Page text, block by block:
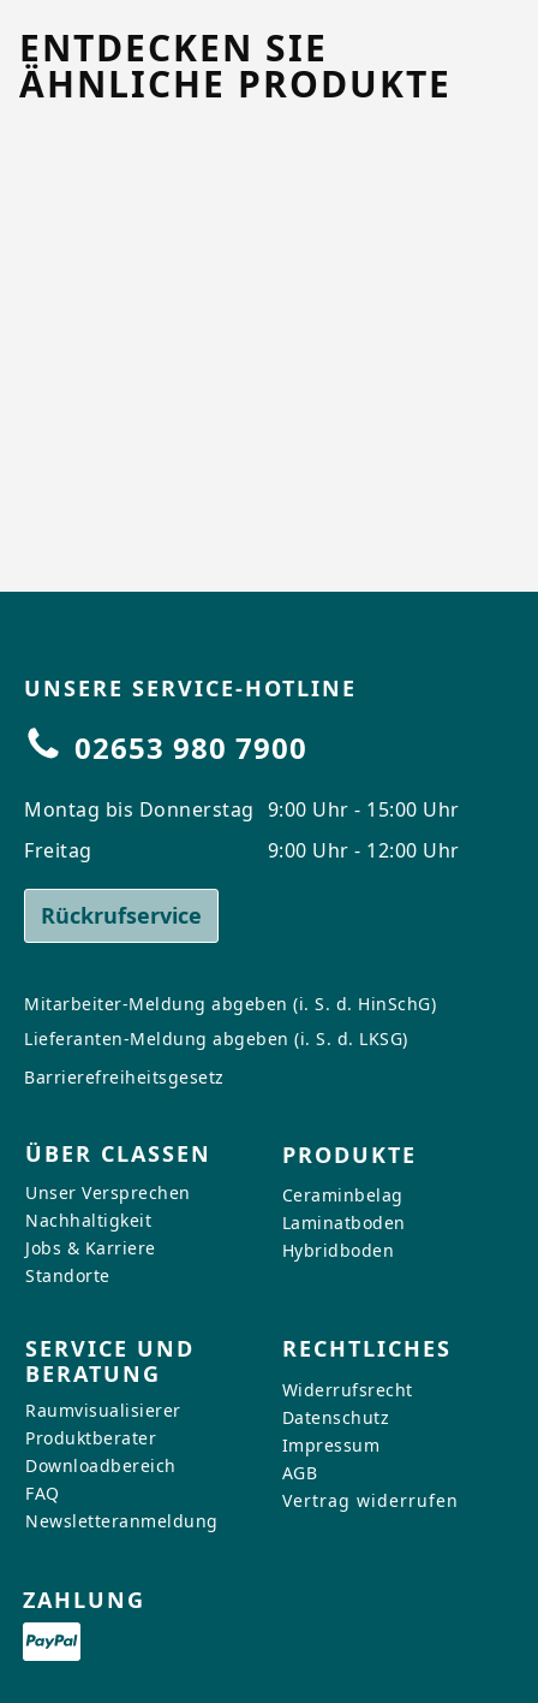
ENTDECKEN SIE
ÄHNLICHE PRODUKTE
UNSERE SERVICE-HOTLINE
02653 980 7900
Montag bis Donnerstag
Freitag
9:00 Uhr - 15:00 Uhr
9:00 Uhr - 12:00 Uhr
Rückrufservice
Mitarbeiter-Meldung abgeben (i. S. d. HinSchG)
Lieferanten-Meldung abgeben (i. S. d. LKSG)
Barrierefreiheitsgesetz
ÜBER CLASSEN
Unser Versprechen
Nachhaltigkeit
Jobs & Karriere
Standorte
PRODUKTE
Ceraminbelag
Laminatboden
Hybridboden
SERVICE UND
BERATUNG
Raumvisualisierer
Produktberater
Downloadbereich
FAQ
Newsletteranmeldung
RECHTLICHES
Widerrufsrecht
Datenschutz
Impressum
AGB
Vertrag widerrufen
ZAHLUNG